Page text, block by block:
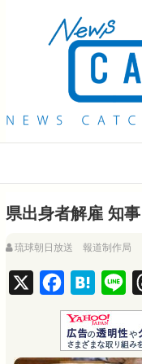
QAB
県出身者解雇 知
琉球朝日放送 報道制作局
a
c
e
H
a
t
e
i
n
e